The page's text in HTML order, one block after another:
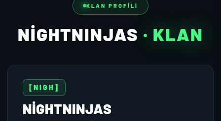
KLAN PROFILI
NIGHTNINJAS · KLAN
[NIGH]
NIGHTNINJAS